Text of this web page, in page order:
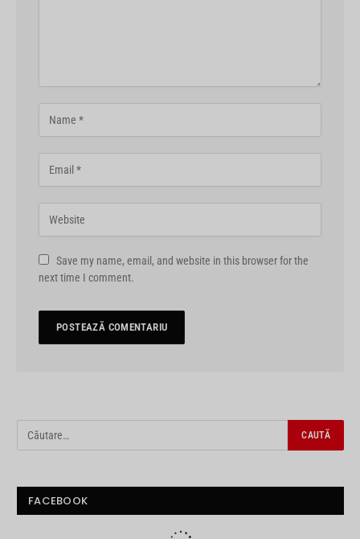
Save my name, email, and website in this browser for the
next time I comment.
FACEBOOK